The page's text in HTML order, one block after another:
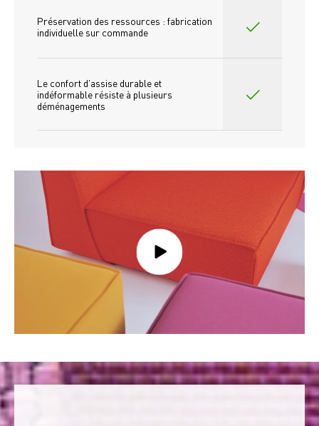
Préservation des ressources : fabrication
individuelle sur commande
Le confort d'assise durable et
indéformable résiste à plusieurs
déménagements